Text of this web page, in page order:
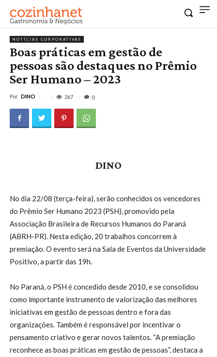
NOTÍCIAS CORPORATIVAS
Boas práticas em gestão de
pessoas são destaques no Prêmio
Ser Humano – 2023
Por DINO 267 0
DINO
No dia 22/08 (terça-feira), serão conhecidos os vencedores
do Prêmio Ser Humano 2023 (PSH), promovido pela
Associação Brasileira de Recursos Humanos do Paraná
(ABRH-PR). Nesta edição, 20 trabalhos concorrem à
premiação. O evento será na Sala de Eventos da Universidade
Positivo, a partir das 19h.
No Paraná, o PSH é concedido desde 2010, e se consolidou
como importante instrumento de valorização das melhores
iniciativas em gestão de pessoas dentro e fora das
organizações. Também é responsável por incentivar o
pensamento criativo e gerar novos talentos. “A premiação
reconhece as boas práticas em gestão de pessoas”, destaca a